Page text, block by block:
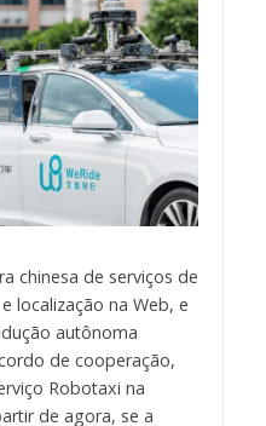
chinesa de serviços de
localização na Web, e
autônoma
de cooperação,
Robotaxi na
de agora, se a